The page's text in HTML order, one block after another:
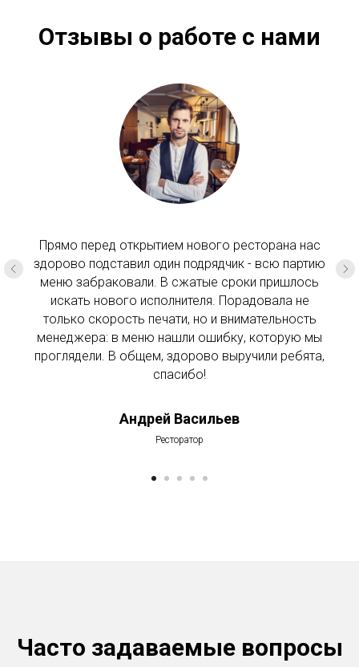
Отзывы о работе с нами
Прямо перед открытием нового ресторана нас
здорово подставил один подрядчик - всю партию
меню забраковали. В сжатые сроки пришлось
искать нового исполнителя. Порадовала не
только скорость печати, но и внимательность
менеджера: в меню нашли ошибку, которую мы
проглядели. В общем, здорово выручили ребята,
спасибо!
Андрей Васильев
Ресторатор
Часто задаваемые вопросы